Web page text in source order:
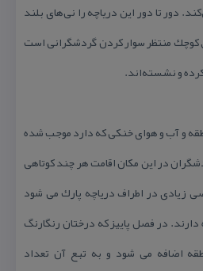
دور تا دور این دریاچه را نی‌های بلند
كوچك منتظر سوار كردن گردشگرانی است
و نشسته‌اند.
و آب و هوای خنكی كه دارد موجب شده
در این مكان اقامت هر چند كوتاهی
زیادی در اطراف دریاچه پارك می شود
در فصل پاییز كه درختان رنگارنگ
اضافه می شود و به تبع آن تعداد